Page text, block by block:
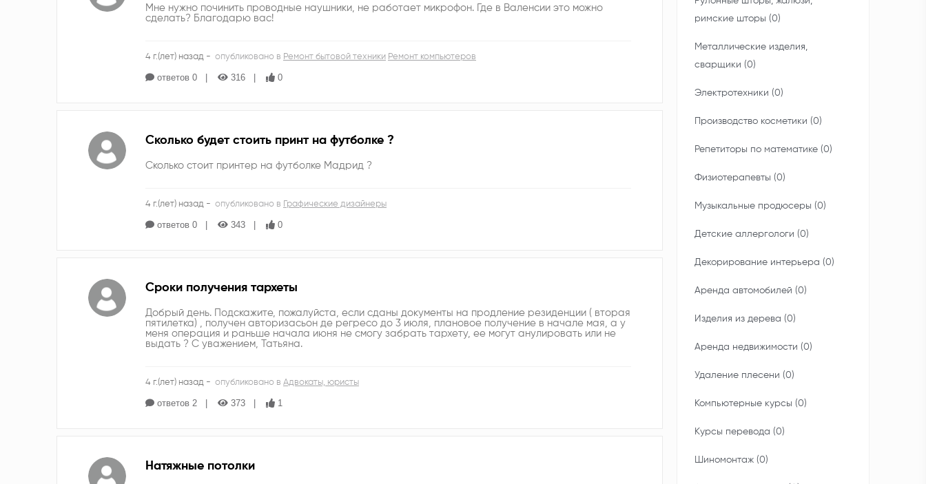
Мне нужно починить проводные наушники, не работает микрофон. Где в Валенсии это можно
сделать? Благодарю вас!
4 г.(лет) назад - опубликовано в Ремонт бытовой техники Ремонт компьютеров
ответов 0 316 0
Сколько будет стоить принт на футболке ?
Сколько стоит принтер на футболке Мадрид ?
4 г.(лет) назад - опубликовано в Графические дизайнеры
ответов 0 343 0
Сроки получения тархеты
Добрый день. Подскажите, пожалуйста, если сданы документы на продление резиденции ( вторая
пятилетка) , получен авторизасьон де регресо до 3 июля, плановое получение в начале мая, а у
меня операция и раньше начала июня не смогу забрать тархету, ее могут анулировать или не
выдать ? С уважением, Татьяна.
4 г.(лет) назад - опубликовано в Адвокаты, юристы
ответов 2 373 1
Натяжные потолки
римские шторы (0)
Металлические изделия,
сварщики (0)
Электротехники (0)
Производство косметики (0)
Репетиторы по математике (0)
Физиотерапевты (0)
Музыкальные продюсеры (0)
Детские аллергологи (0)
Декорирование интерьера (0)
Аренда автомобилей (0)
Изделия из дерева (0)
Аренда недвижимости (0)
Удаление плесени (0)
Компьютерные курсы (0)
Курсы перевода (0)
Шиномонтаж (0)